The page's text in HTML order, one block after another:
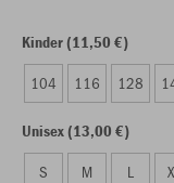
Kinder (11,50 €)
104 116 128
Unisex (13,00 €)
S M L